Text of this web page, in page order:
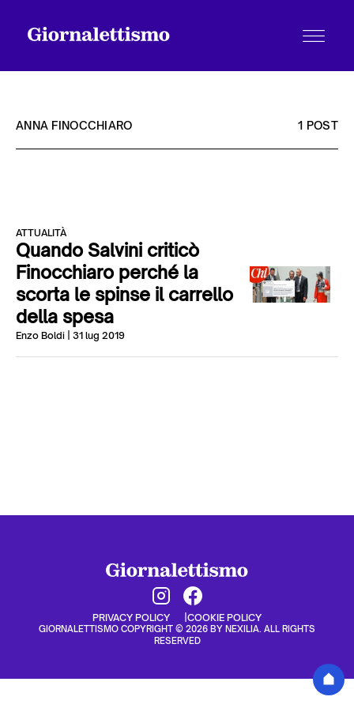
Chi siamo
Contatti
ANNA FINOCCHIARO 1 POST
ATTUALITÀ
Quando Salvini criticò
Finocchiaro perché la
scorta le spinse il carrello
della spesa
Enzo Boldi | 31 lug 2019
PRIVACY POLICY COOKIE POLICY
GIORNALETTISMO COPYRIGHT © 2026 BY NEXILIA. ALL RIGHTS
RESERVED